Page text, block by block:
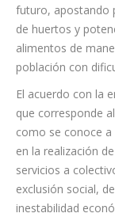
futuro, apostando
de huertos y
alimentos de
población con
El acuerdo con la
que corresponde
como se conoce
en la realización
servicios a
exclusión social,
inestabilidad